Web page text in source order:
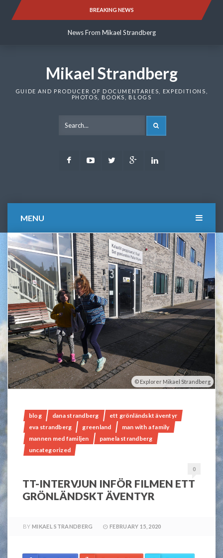
BREAKING NEWS
News From Mikael Strandberg
News From Mikael Strandberg
Mikael Strandberg
GUIDE AND PRODUCER OF DOCUMENTARIES, EXPEDITIONS,
PHOTOS, BOOKS, BLOGS
FacebookYoutubeTwitter Google
MENU
Explorer Mikael Strandberg
blog dana strandberg
ett grönländskt äventyr
eva strandberg
greenland
man with a family
mannen med familjen
pamela strandberg
uncategorized
0
TT-INTERVJUN INFÖR FILMEN ETT
GRÖNLÄNDSKT ÄVENTYR
BY MIKAEL STRANDBERG FEBRUARY 15, 2020